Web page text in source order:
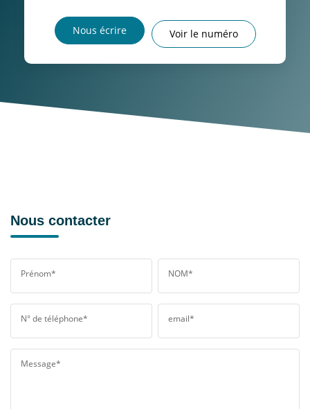
Nous écrire Voir le numéro
Nous contacter
Prénom* NOM*
N° de téléphone* email*
Message*